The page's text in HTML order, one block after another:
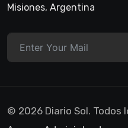
Misiones, Argentina
© 2026 Diario Sol. Todos